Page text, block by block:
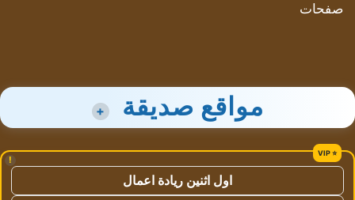
صفحات
مواقع صديقة +
!
اول اثنين ريادة اعمال